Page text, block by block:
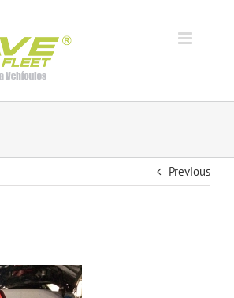
Previous